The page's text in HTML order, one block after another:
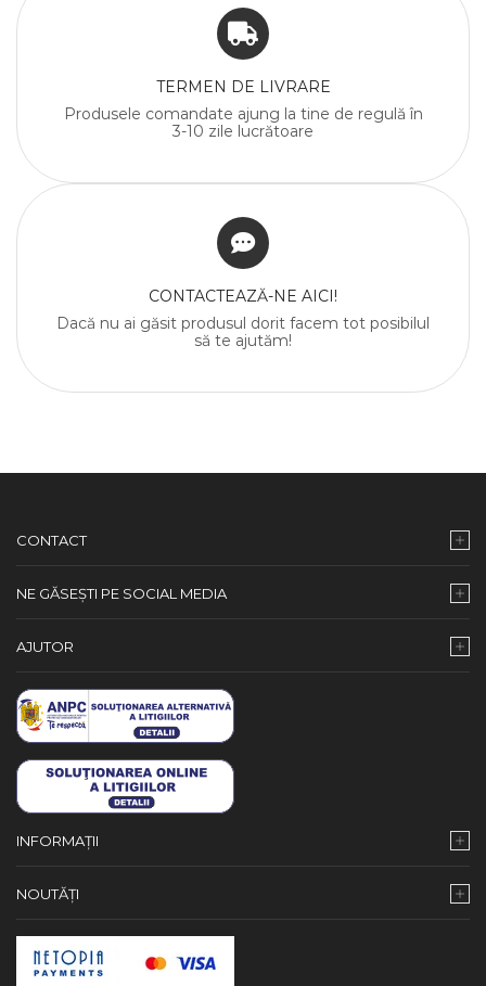
TERMEN DE LIVRARE
Produsele comandate ajung la tine de regulă în
3-10 zile lucrătoare
CONTACTEAZĂ-NE AICI!
Dacă nu ai găsit produsul dorit facem tot posibilul
să te ajutăm!
CONTACT
NE GĂSEȘTI PE SOCIAL MEDIA
AJUTOR
INFORMAȚII
NOUTĂȚI